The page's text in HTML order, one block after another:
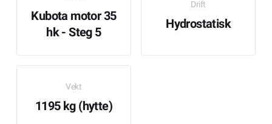
Kubota motor 35
hk - Steg 5
Drift
Hydrostatisk
Vekt
1195 kg (hytte)